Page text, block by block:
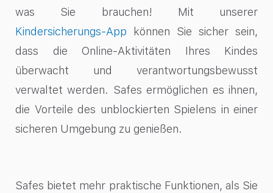
was Sie brauchen! Mit unserer
Kindersicherungs-App können Sie sicher sein,
dass die Online-Aktivitäten Ihres Kindes
überwacht und verantwortungsbewusst
verwaltet werden. Safes ermöglichen es ihnen,
die Vorteile des unblockierten Spielens in einer
sicheren Umgebung zu genießen.
Safes bietet mehr praktische Funktionen, als Sie